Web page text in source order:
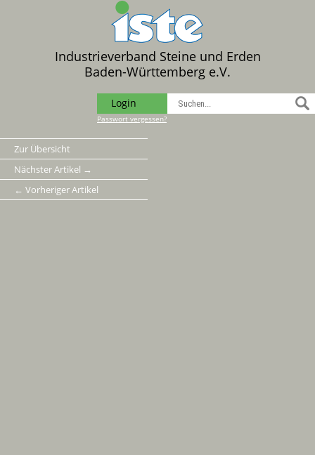
Industrieverband Steine und Erden
Baden-Württemberg e.V.
Login
Passwort vergessen?
Zur Übersicht
Nächster Artikel →
← Vorheriger Artikel